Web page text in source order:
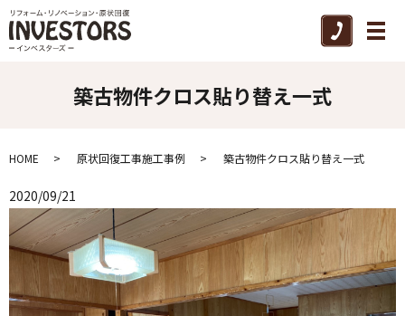
メ
築古物件クロス貼り替え一式
HOME 原状回復工事施工事例 築古物件クロス貼り替え一式
2020/09/21